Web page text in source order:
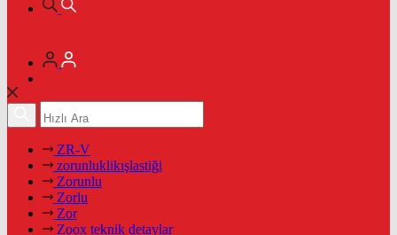
ZR-V
zorunluklikışlastiği
Zorunlu
Zorlu
Zor
Zoox teknik detaylar